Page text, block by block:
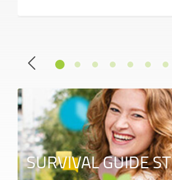
SURVIVAL GUIDE